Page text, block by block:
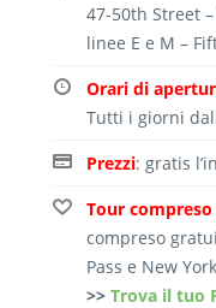
47-50th Street
linee E e M –
Orari di
Tutti i giorni
Prezzi: gratis
Tour compreso
compreso
Pass e New
>> Trova il tuo